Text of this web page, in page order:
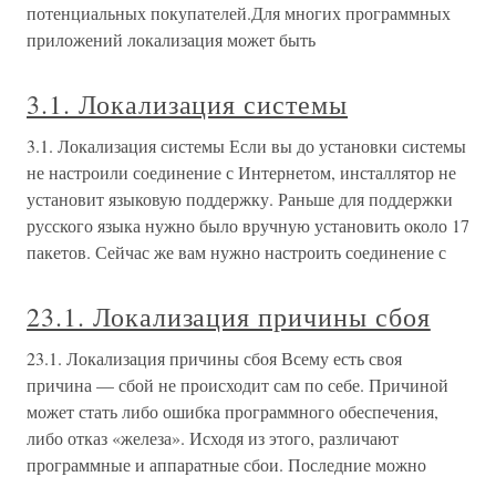
потенциальных покупателей.Для многих программных
приложений локализация может быть
3.1. Локализация системы
3.1. Локализация системы Если вы до установки системы
не настроили соединение с Интернетом, инсталлятор не
установит языковую поддержку. Раньше для поддержки
русского языка нужно было вручную установить около 17
пакетов. Сейчас же вам нужно настроить соединение с
23.1. Локализация причины сбоя
23.1. Локализация причины сбоя Всему есть своя
причина — сбой не происходит сам по себе. Причиной
может стать либо ошибка программного обеспечения,
либо отказ «железа». Исходя из этого, различают
программные и аппаратные сбои. Последние можно